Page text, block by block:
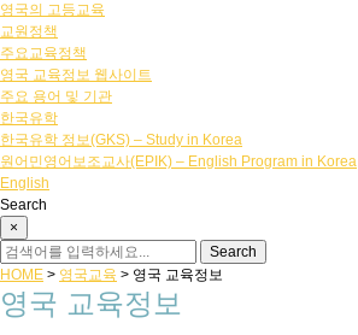
영국의 고등교육
교원정책
주요교육정책
영국 교육정보 웹사이트
주요 용어 및 기관
한국유학
한국유학 정보(GKS) – Study in Korea
원어민영어보조교사(EPIK) – English Program in Korea
English
Search
×
HOME > 영국교육 > 영국 교육정보
영국 교육정보